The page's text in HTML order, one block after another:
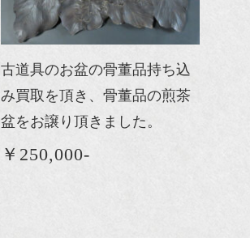
古道具のお盆の骨董品持ち込
み買取を頂き、骨董品の煎茶
盆をお譲り頂きました。
￥250,000-